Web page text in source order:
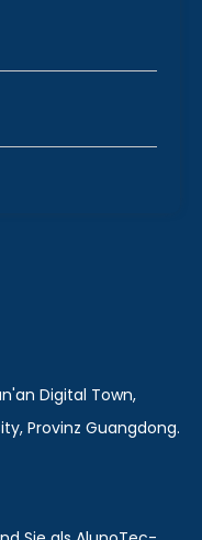
Digital Town,
Provinz Guangdong.